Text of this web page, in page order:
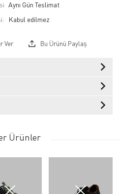
Aynı Gün Teslimat
Ver Bu Ürünü Paylaş
Ürünler